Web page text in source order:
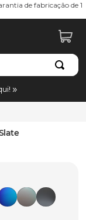
de fabricação de 1